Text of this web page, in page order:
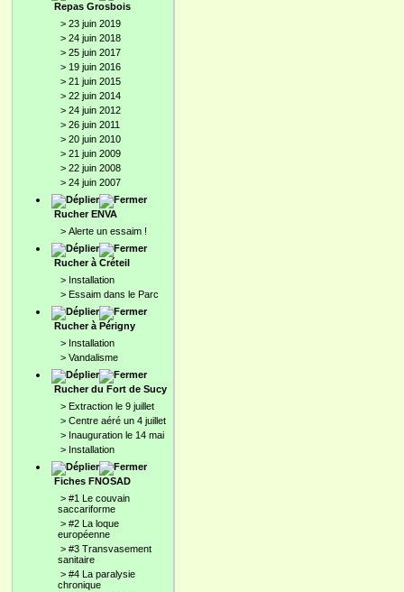
Repas Grosbois
> 23 juin 2019
> 24 juin 2018
> 25 juin 2017
> 19 juin 2016
> 21 juin 2015
> 22 juin 2014
> 24 juin 2012
> 26 juin 2011
> 20 juin 2010
> 21 juin 2009
> 22 juin 2008
> 24 juin 2007
Rucher ENVA
> Alerte un essaim !
Rucher à Créteil
> Installation
> Essaim dans le Parc
Rucher à Périgny
> Installation
> Vandalisme
Rucher du Fort de Sucy
> Extraction le 9 juillet
> Centre aéré un 4 juillet
> Inauguration le 14 mai
> Installation
Fiches FNOSAD
> #1 Le couvain
saccariforme
> #2 La loque
européenne
> #3 Transvasement
sanitaire
> #4 La paralysie
chronique